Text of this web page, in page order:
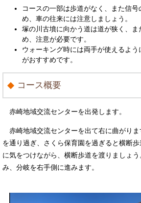
コースの一部は歩道がなく、また信
め、車の往来には注意しましょう。
塚の川古墳に向かう道は道が狭く、ま
め、注意が必要です。
ウォーキング時には両手が使えるよ
がおすすめです。
コース概要
赤崎地域交流センターを出発します。
赤崎地域交流センターを出て右に曲がりま
を通り過ぎ、さくら保育園を過ぎると横断
に気をつけながら、横断歩道を渡りましょ
み、分岐を右手側に進みます。